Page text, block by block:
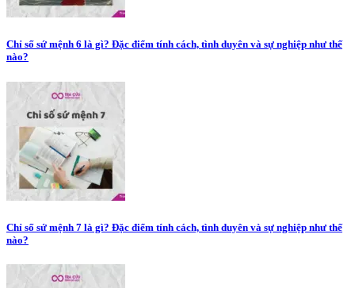
Chỉ số sứ mệnh 6 là gì? Đặc điểm tính cách, tình duyên và sự nghiệp như thế
nào?
Chỉ số sứ mệnh 7 là gì? Đặc điểm tính cách, tình duyên và sự nghiệp như thế
nào?